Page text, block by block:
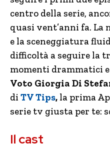
centro della serie,
quasi vent’anni fa. La
e la sceneggiatura
difficoltà a seguire la
momenti drammatici
Voto Giorgia Di
di TV Tips, la prima
serie tv giusta per te:
Il cast